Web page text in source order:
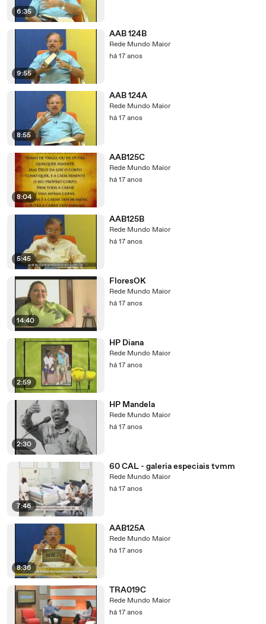
6:35
9:55
AAB 124B
Rede Mundo Maior
há 17 anos
8:55
AAB 124A
Rede Mundo Maior
há 17 anos
8:04
AAB125C
Rede Mundo Maior
há 17 anos
5:45
AAB125B
Rede Mundo Maior
há 17 anos
14:40
FloresOK
Rede Mundo Maior
há 17 anos
2:59
HP Diana
Rede Mundo Maior
há 17 anos
2:30
HP Mandela
Rede Mundo Maior
há 17 anos
7:46
60 CAL - galeria especiais tvmm
Rede Mundo Maior
há 17 anos
8:36
AAB125A
Rede Mundo Maior
há 17 anos
TRA019C
Rede Mundo Maior
há 17 anos